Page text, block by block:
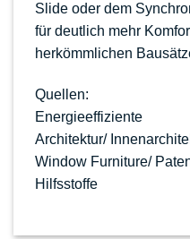
Slide oder dem
für deutlich mehr
herkömmlichen
Quellen:
Energieeffiziente
Architektur/
Window Furniture/
Hilfsstoffe